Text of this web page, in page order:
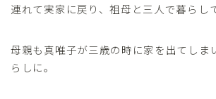
連れて実家に戻り、祖母と三人で暮らし
母親も真唯子が三歳の時に家を出てしま
らしに。